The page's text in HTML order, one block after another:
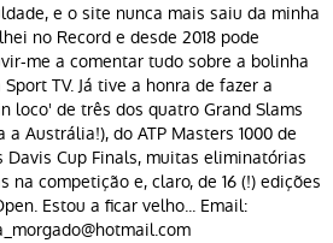
e o site nunca mais saiu da minha
no Record e desde 2018 pode
me a comentar tudo sobre a bolinha
TV. Já tive a honra de fazer a
loco' de três dos quatro Grand Slams
a Austrália!), do ATP Masters 1000 de
Davis Cup Finals, muitas eliminatórias
na competição e, claro, de 16 (!) edições
Estou a ficar velho... Email: